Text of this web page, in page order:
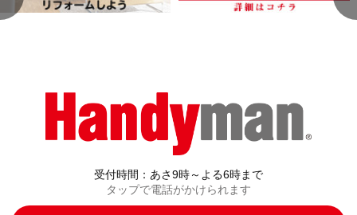
受付時間：あさ9時～よる6時まで
タップで電話がかけられます